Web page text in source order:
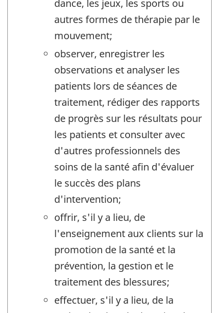
dance, les jeux, les sports ou
autres formes de thérapie par le
mouvement;
observer, enregistrer les
observations et analyser les
patients lors de séances de
traitement, rédiger des rapports
de progrès sur les résultats pour
les patients et consulter avec
d'autres professionnels des
soins de la santé afin d'évaluer
le succès des plans
d'intervention;
offrir, s'il y a lieu, de
l'enseignement aux clients sur la
promotion de la santé et la
prévention, la gestion et le
traitement des blessures;
effectuer, s'il y a lieu, de la